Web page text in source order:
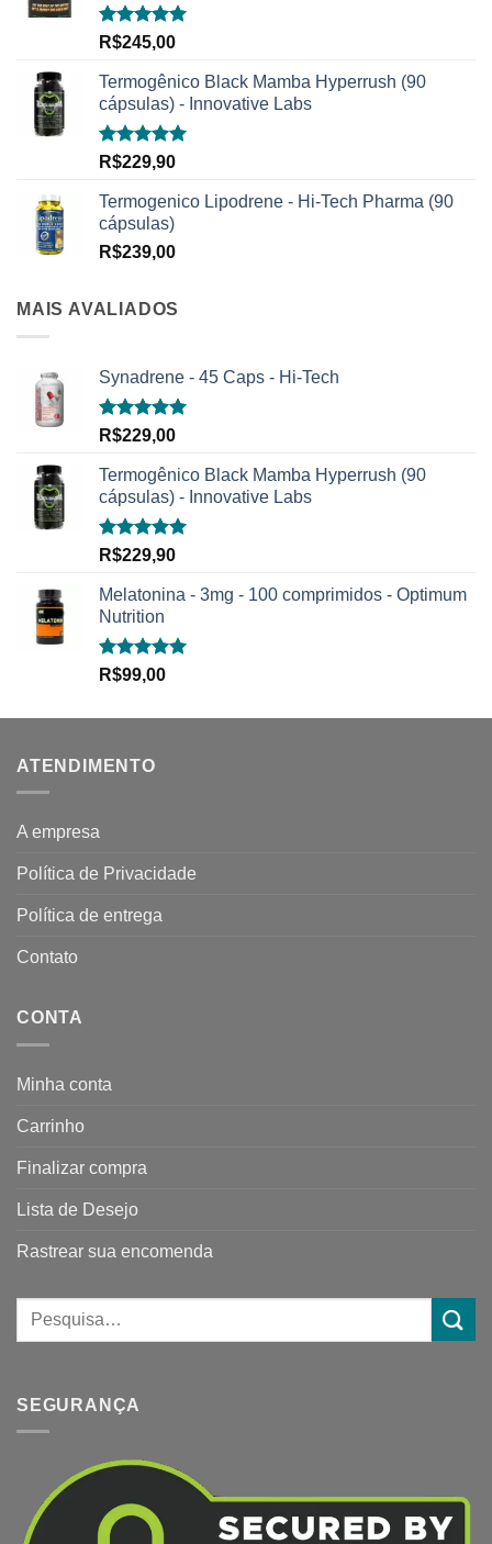
Avaliação
R$245,00
Termogênico Black Mamba Hyperrush (90
cápsulas) - Innovative Labs
Avaliação
R$229,90
Termogenico Lipodrene - Hi-Tech Pharma (90
cápsulas)
R$239,00
MAIS AVALIADOS
Synadrene - 45 Caps - Hi-Tech
Avaliação
R$229,00
Termogênico Black Mamba Hyperrush (90
cápsulas) - Innovative Labs
Avaliação
R$229,90
Melatonina - 3mg - 100 comprimidos - Optimum
Nutrition
Avaliação
R$99,00
ATENDIMENTO
A empresa
Política de Privacidade
Política de entrega
Contato
CONTA
Minha conta
Carrinho
Finalizar compra
Lista de Desejo
Rastrear sua encomenda
SEGURANÇA